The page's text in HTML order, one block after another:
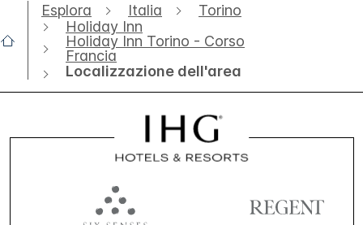
Esplora Italia
Torino
Holiday Inn
Holiday Inn Torino - Corso
Francia
Localizzazione dell'area